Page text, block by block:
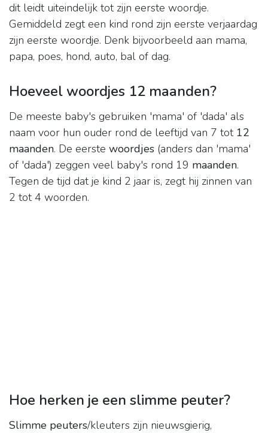
dit leidt uiteindelijk tot zijn eerste woordje.
Gemiddeld zegt een kind rond zijn eerste verjaardag
zijn eerste woordje. Denk bijvoorbeeld aan mama,
papa, poes, hond, auto, bal of dag.
Hoeveel woordjes 12 maanden?
De meeste baby's gebruiken 'mama' of 'dada' als
naam voor hun ouder rond de leeftijd van 7 tot 12
maanden. De eerste woordjes (anders dan 'mama'
of 'dada') zeggen veel baby's rond 19 maanden.
Tegen de tijd dat je kind 2 jaar is, zegt hij zinnen van
2 tot 4 woorden.
Hoe herken je een slimme peuter?
Slimme peuters/kleuters zijn nieuwsgierig,